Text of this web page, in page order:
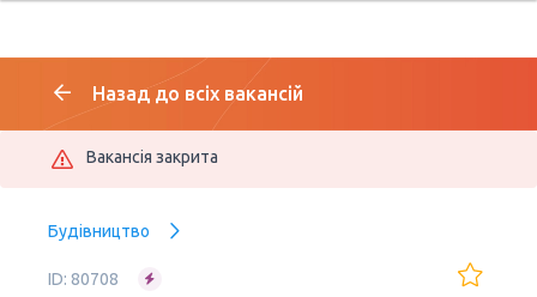
Назад до всіх вакансій
Вакансія закрита
Будівництво
ID: 80708